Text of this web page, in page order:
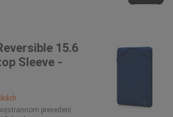
15.6
Sleeve -
prevedení